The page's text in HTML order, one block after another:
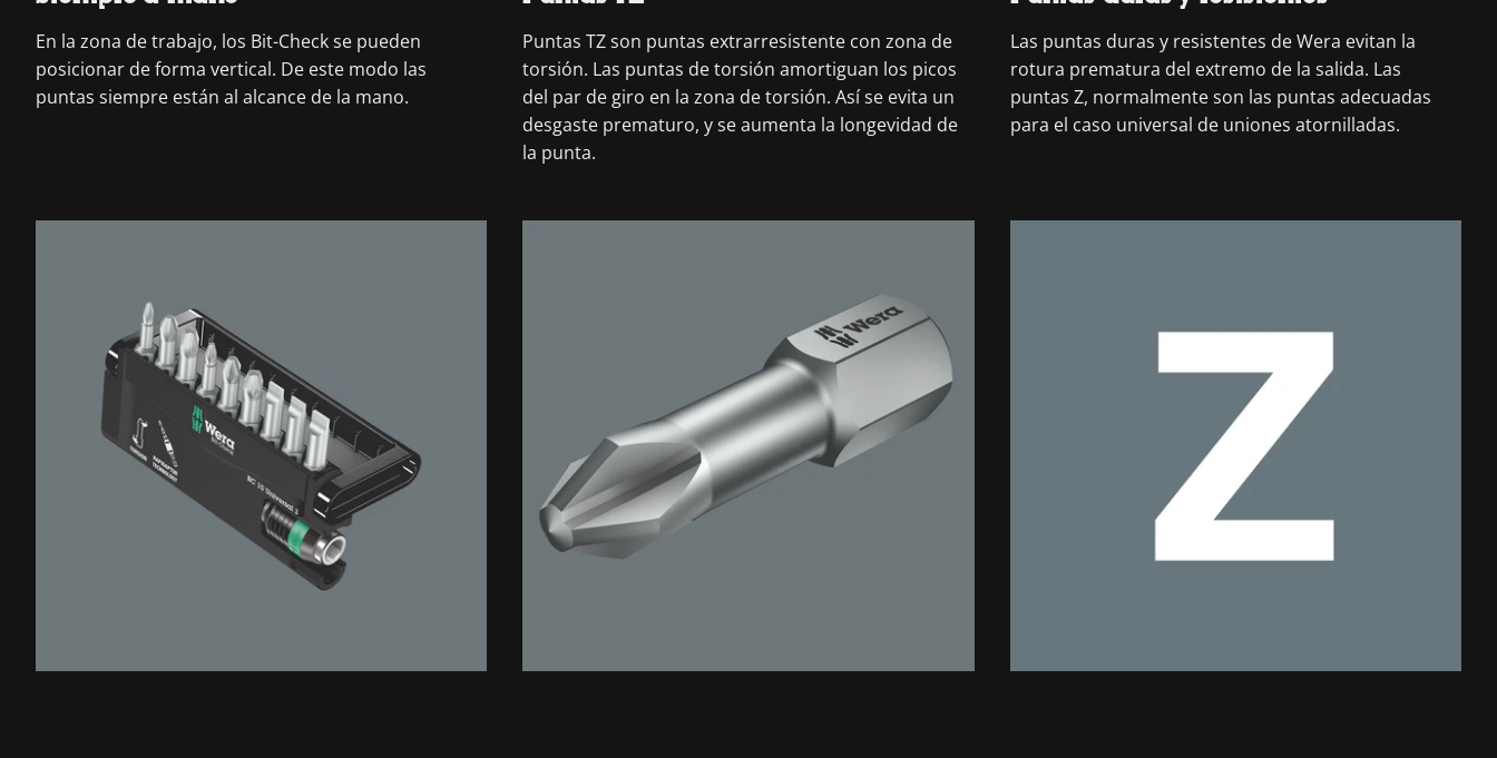
En la zona de trabajo, los Bit-Check se pueden
posicionar de forma vertical. De este modo las
puntas siempre están al alcance de la mano.
Puntas TZ son puntas extrarresistente con zona de
torsión. Las puntas de torsión amortiguan los picos
del par de giro en la zona de torsión. Así se evita un
desgaste prematuro, y se aumenta la longevidad de
la punta.
Las puntas duras y resistentes de Wera evitan la
rotura prematura del extremo de la salida. Las
puntas Z, normalmente son las puntas adecuadas
para el caso universal de uniones atornilladas.